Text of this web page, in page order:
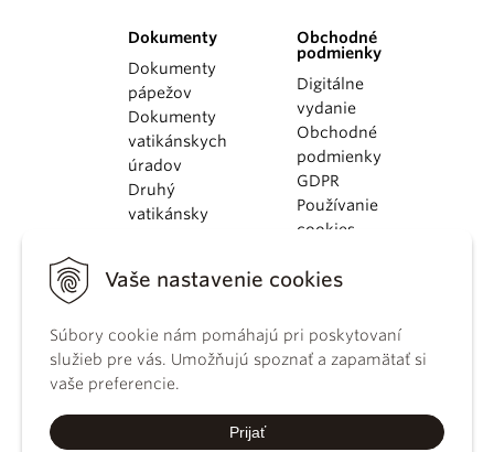
Vaše nastavenie cookies
Súbory cookie nám pomáhajú pri poskytovaní
služieb pre vás. Umožňujú spoznať a zapamätať si
vaše preferencie.
Prijať
Dokumenty
Dokumenty
pápežov
Dokumenty
vatikánskych
úradov
Druhý
vatikánsky
KBS
kánonického
práva
Katechizmus
Obchodné
podmienky
Digitálne
vydanie
Obchodné
podmienky
GDPR
Používanie
cookies